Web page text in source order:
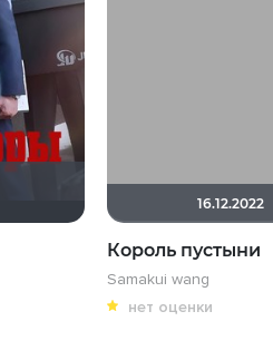
16.12.2022
Король пустыни
Samakui wang
нет оценки